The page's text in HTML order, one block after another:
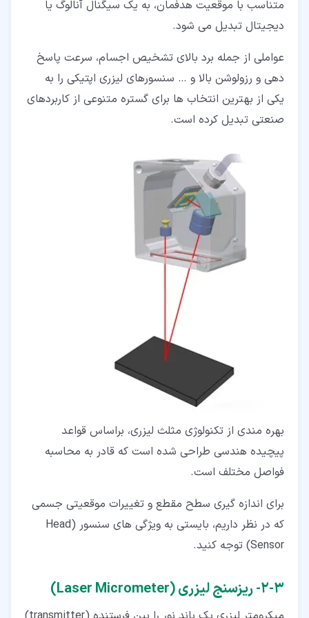
متناسب با موقعیت هدفمان، به یک سیگنال آنالوگ یا
دیجیتال تبدیل می شود.
عواملی از جمله برد بالای تشخیص اجسام، سرعت پاسخ
دهی و رزولوشن بالا و … سنسورهای لیزری اپتیکی را به
یکی از بهترین انتخاب ها برای گستره متنوعی از کاربردهای
صنعتی تبدیل کرده است.
بهره مندی از تکنولوژی مثلث لیزری، براساس قواعد
پیچیده هندسی طراحی شده است که قادر به محاسبه
فواصل مختلف است.
برای اندازه گیری سطح مقطع و تغییرات موقعیتی جسمی
که در نظر داریم، بایستی به ویژگی های سنسور (Head
Sensor) توجه کنید.
۳‏-‏۲‏- ریزسنج لیزری (Laser Micrometer)